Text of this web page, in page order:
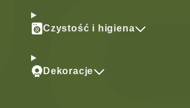
Czystość i higiena
Dekoracje